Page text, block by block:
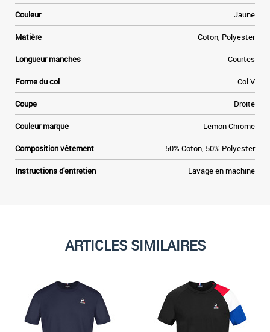
Couleur Jaune
Matière Coton, Polyester
Longueur manches Courtes
Forme du col Col V
Coupe Droite
Couleur marque Lemon Chrome
Composition vêtement 50% Coton, 50% Polyester
Instructions d'entretien Lavage en machine
ARTICLES SIMILAIRES